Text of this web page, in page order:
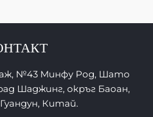
№43 Минфу Род, Шато
Шаджинг, окръг Баоан,
Китай.